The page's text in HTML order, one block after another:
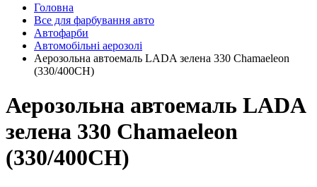
Головна
Все для фарбування авто
Автофарби
Автомобільні аерозолі
Аерозольна автоемаль LADA зелена 330 Chamaeleon
(330/400CH)
Аерозольна автоемаль LADA
зелена 330 Chamaeleon
(330/400CH)